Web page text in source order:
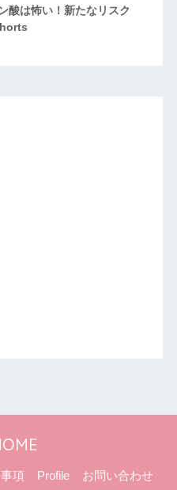
酸は怖い！新たなリスク
項 Profile お問い合わせ